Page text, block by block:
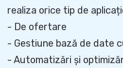
realiza orice tip de
- De ofertare
- Gestiune bază de date
- Automatizări și